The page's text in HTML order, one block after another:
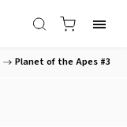
/ Planet of the Apes #3